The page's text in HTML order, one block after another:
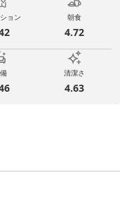
ョン 朝食
4.72
清潔さ
4.63